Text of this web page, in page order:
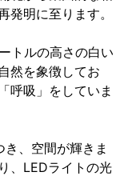
発明に至ります。
トルの高さの白い
然を象徴してお
呼吸」をしていま
、空間が輝きま
、LEDライトの光